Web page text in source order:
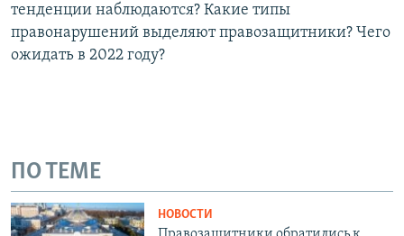
тенденции наблюдаются? Какие типы
правонарушений выделяют правозащитники? Чего
ожидать в 2022 году?
ПО ТЕМЕ
НОВОСТИ